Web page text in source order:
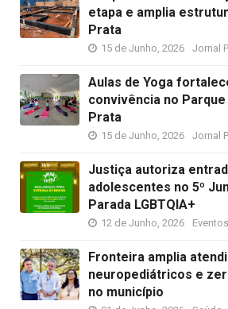
etapa e amplia
Prata
15 de Junho, 2026 Jornal
Aulas de Yoga
convivência no
Prata
15 de Junho, 2026 Jornal
Justiça autoriza
adolescentes no 5º
Parada LGBTQIA+
12 de Junho, 2026 Eventos
Fronteira amplia
neuropediátricos e
no município